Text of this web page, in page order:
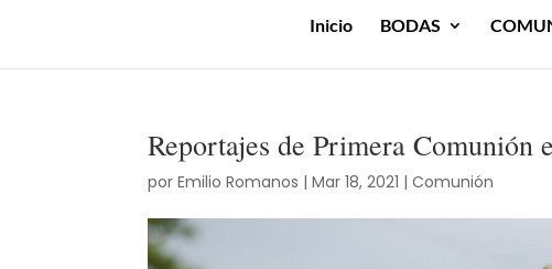
Inicio BODAS
Reportajes de Primera Comunión
porEmilio Romanos |Mar 18, 2021 |Comunión